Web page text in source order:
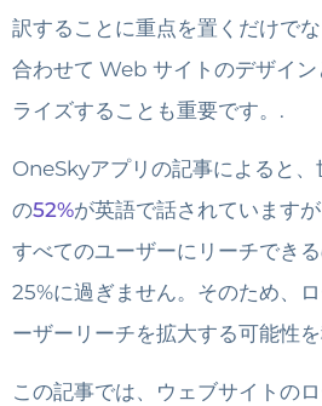
訳することに重点を置くだけで
合わせて Web サイトのデザイ
ライズすることも重要です。.
OneSkyアプリの記事によると、
の52%が英語で話されています
すべてのユーザーにリーチでき
25%に過ぎません。そのため、
ーザーリーチを拡大する可能性を
この記事では、ウェブサイトの